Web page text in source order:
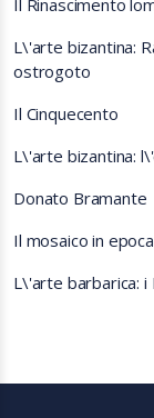
Il Rinascimento
L\'arte bizantina:
ostrogoto
Il Cinquecento
L\'arte bizantina:
Donato Bramante
Il mosaico in
L\'arte barbarica: i